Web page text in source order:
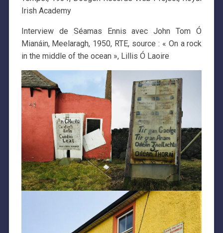
Irish Academy
Interview de Séamas Ennis avec John Tom Ó
Mianáin, Meelaragh, 1950, RTE, source : « On a rock
in the middle of the ocean », Lillis Ó Laoire